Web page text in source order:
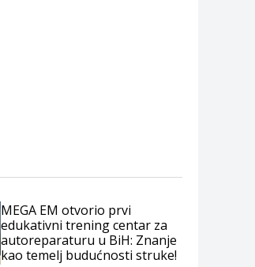
MEGA EM otvorio prvi
edukativni trening centar za
autoreparaturu u BiH: Znanje
kao temelj budućnosti struke!